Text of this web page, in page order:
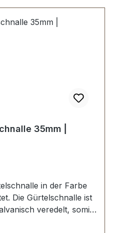
35mm |
in der Farbe
Die Gürtelschnalle ist
veredelt, somit